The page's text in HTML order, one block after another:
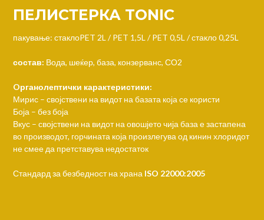
ПЕЛИСТЕРКА TONIC
пакување:стаклоPET 2L / PET 1,5L / PET 0,5L / стакло 0,25L
состав: Вода, шеќер, база, конзерванс, СО2
Oрганолептички карактеристики:
Мирис – својствени на видот на базата која се користи
Боја – без боја
Вкус – својствени на видот на овошјето чија база е застапена
во производот, горчината која произлегува од кинин хлоридот
не смее да претставува недостаток
Стандард за безбедност на храна ISO 22000:2005